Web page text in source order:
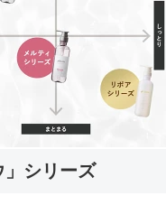
」シリーズ